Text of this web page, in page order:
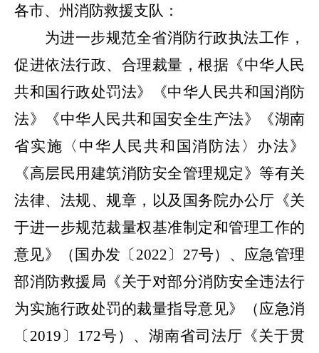
各市、州消防救援支队：
为进一步规范全省消防行政执法工作，
促进依法行政、合理裁量，根据《中华人民
共和国行政处罚法》《中华人民共和国消防
法》《中华人民共和国安全生产法》《湖南
省实施〈中华人民共和国消防法〉办法》
《高层民用建筑消防安全管理规定》等有关
法律、法规、规章，以及国务院办公厅《关
于进一步规范裁量权基准制定和管理工作的
意见》（国办发〔 2022〕 27号）、应急管理
部消防救援局《关于对部分消防安全违法行
为实施行政处罚的裁量指导意见》（应急消
〔 2019 〕 172号）、湖南省司法厅《关于贯